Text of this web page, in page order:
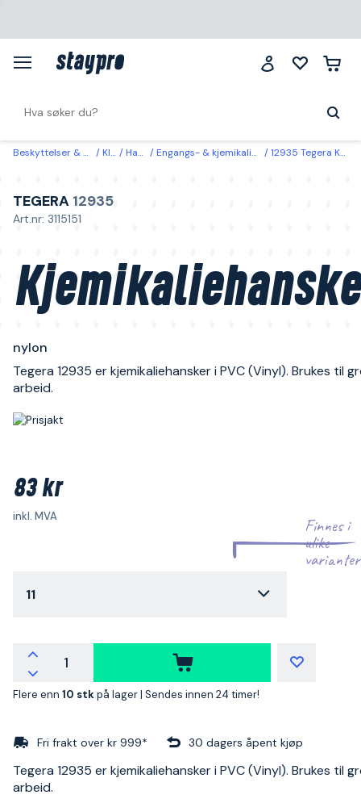
Beskyttelser & klær Klær Hansker Engangs- & kjemikaliebeskyttelseshansker 12935 Tegera Kjemikaliehansker nylon 11
TEGERA 12935
Art.nr: 3115151
nylon
Tegera 12935 er kjemikaliehansker i PVC (Vinyl). Brukes til
arbeid.
83 kr
inkl. MVA
Finnes i
ulike
varianter
11
Flere enn 10 stkpå lager | Sendes innen 24 timer!
Fri frakt over kr 999* 30 dagers åpent kjøp
Tegera 12935 er kjemikaliehansker i PVC (Vinyl). Brukes til
arbeid.